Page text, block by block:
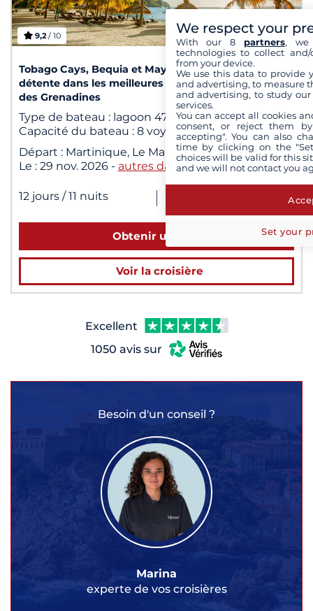
1 / 4
9,2/ 10
Tobago Cays, Bequia et Mayreau : navigation et
détente dans les meilleures baies paradisiaques
des Grenadines
Type de bateau : lagoon 470
Capacité du bateau : 8 voyageurs
Départ : Martinique, Le Marin
Le : 29 nov. 2026 - autres dates
12 jours / 11 nuits | pour 2 personnes
Obtenir un devis
Voir la croisière
Excellent
1050 avis sur
Besoin d'un conseil ?
Marina
experte de vos croisières
We respect your
With our 8 partners, we
technologies to collect
from your device.
We use this data to provide
and advertising, to measure
and advertising, to study
services.
You can accept all cookies
consent, or reject them
accepting". You can also
time by clicking on the
choices will be valid for this
and we will not contact you
Set your